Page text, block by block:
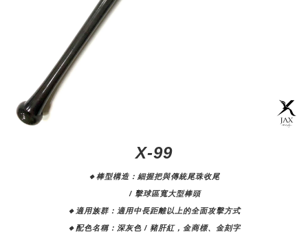
X-99
🔸棒型構造：細握把與傳統尾珠收尾
/ 擊球區寬大型棒頭
🔸適用族群： 適用中長距離以上的全面攻擊方式
🔸 配色名稱：深灰色 / 豬肝紅，金商標、金刻字